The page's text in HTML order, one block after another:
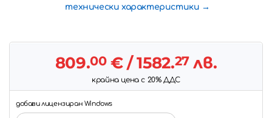
технически характеристики
809.00€/ 1582.27лв.
крайна цена с 20% ДДС
добави лицензиран Windows